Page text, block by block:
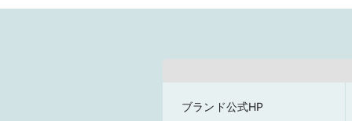
ブランド公式HP